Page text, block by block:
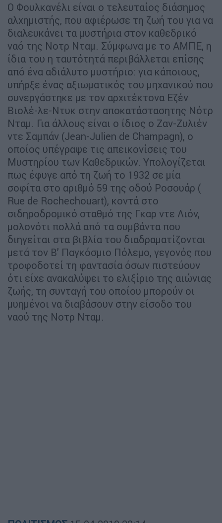
Ο Φουλκανέλι είναι ο τελευταίος διάσημος
αλχημιστής, που αφιέρωσε τη ζωή του για να
διαλευκάνει τα μυστήρια στον καθεδρικό
ναό της Νοτρ Νταμ. Σύμφωνα με το ΑΜΠΕ, η
ίδια του η ταυτότητά περιβάλλεται επίσης
από ένα αδιάλυτο μυστήριο: για κάποιους,
υπήρξε ένας αξιωματικός του μηχανικού που
συνεργάστηκε με τον αρχιτέκτονα Εζέν
Βιολέ-λε-Ντυκ στην αποκατάστασητης Νότρ
Νταμ. Για άλλους είναι ο ίδιος ο Ζαν-Ζυλιέν
ντε Σαμπάν (Jean-Julien de Champagn), ο
οποίος υπέγραψε τις απεικονίσεις του
Μυστηρίου των Καθεδρικών. Υπολογίζεται
πως έφυγε από τη ζωή το 1932 σε μία
σοφίτα στο αριθμό 59 της οδού Ροσουάρ (
Rue de Rochechouart), κοντά στο
σιδηροδρομικό σταθμό της Γκαρ ντε Λιόν,
μολονότι πολλά από τα συμβάντα που
διηγείται στα βιβλία του διαδραματίζονται
μετά τον Β’ Παγκόσμιο Πόλεμο, γεγονός που
τροφοδοτεί τη φαντασία όσων πιστεύουν
ότι είχε ανακαλύψει το ελιξίριο της αιώνιας
ζωής, τη συνταγή του οποίου μπορούν οι
μυημένοι να διαβάσουν στην είσοδο του
ναού της Νοτρ Νταμ.